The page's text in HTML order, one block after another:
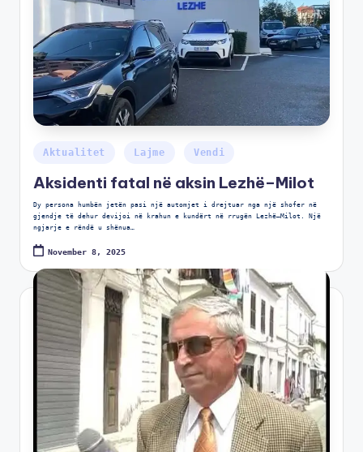
Aktualitet Lajme Vendi
Aksidenti fatal në aksin Lezhë–Milot
Dy persona humbën jetën pasi një automjet i drejtuar nga një shofer në
gjendje të dehur devijoi në krahun e kundërt në rrugën Lezhë–Milot. Një
ngjarje e rëndë u shënua…
November 8, 2025